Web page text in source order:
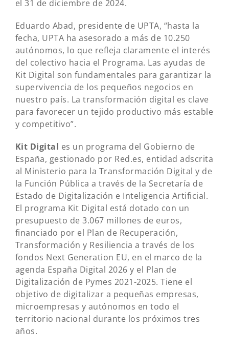
el 31 de diciembre de 2024.
Eduardo Abad, presidente de UPTA, “hasta la
fecha, UPTA ha asesorado a más de 10.250
autónomos, lo que refleja claramente el interés
del colectivo hacia el Programa. Las ayudas de
Kit Digital son fundamentales para garantizar la
supervivencia de los pequeños negocios en
nuestro país. La transformación digital es clave
para favorecer un tejido productivo más estable
y competitivo”.
Kit Digital es un programa del Gobierno de
España, gestionado por Red.es, entidad adscrita
al Ministerio para la Transformación Digital y de
la Función Pública a través de la Secretaría de
Estado de Digitalización e Inteligencia Artificial.
El programa Kit Digital está dotado con un
presupuesto de 3.067 millones de euros,
financiado por el Plan de Recuperación,
Transformación y Resiliencia a través de los
fondos Next Generation EU, en el marco de la
agenda España Digital 2026 y el Plan de
Digitalización de Pymes 2021-2025. Tiene el
objetivo de digitalizar a pequeñas empresas,
microempresas y autónomos en todo el
territorio nacional durante los próximos tres
años.